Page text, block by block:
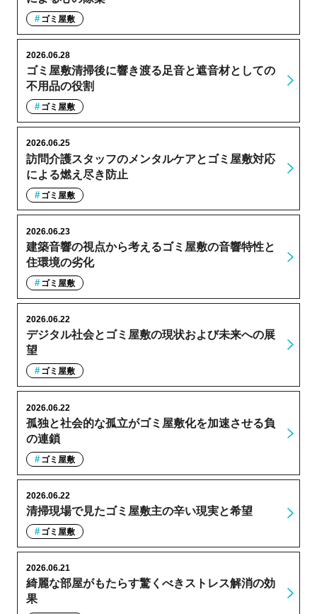
ゴミ屋敷
ゴミ屋敷清掃後に響き渡る足音と遮音材としての
不用品の役割
2026.06.28
ゴミ屋敷
訪問介護スタッフのメンタルケアとゴミ屋敷対応
による燃え尽き防止
2026.06.25
ゴミ屋敷
建築音響の視点から考えるゴミ屋敷の音響特性と
住環境の劣化
2026.06.23
ゴミ屋敷
デジタル社会とゴミ屋敷の現状および未来への展
望
2026.06.22
ゴミ屋敷
孤独と社会的な孤立がゴミ屋敷化を加速させる負
の連鎖
2026.06.22
ゴミ屋敷
清掃現場で見たゴミ屋敷主の辛い現実と希望
2026.06.22
ゴミ屋敷
綺麗な部屋がもたらす驚くべきストレス解消の効
果
2026.06.21